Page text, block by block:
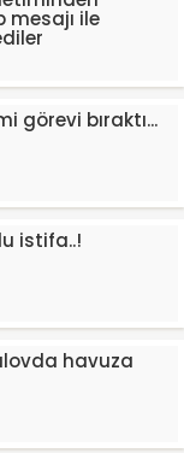
mesajı ile
görevi bıraktı...
istifa..!
havuza